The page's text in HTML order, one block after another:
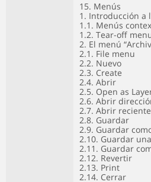
15. Menús
1. Introducción a
1.1. Menús
1.2. Tear-off
2. El menú
2.1. File menu
2.2. Nuevo
2.3. Create
2.4. Abrir
2.5. Open as
2.6. Abrir
2.7. Abrir reciente
2.8. Guardar
2.9. Guardar
2.10. Guardar
2.11. Guardar
2.12. Revertir
2.13. Print
2.14. Cerrar